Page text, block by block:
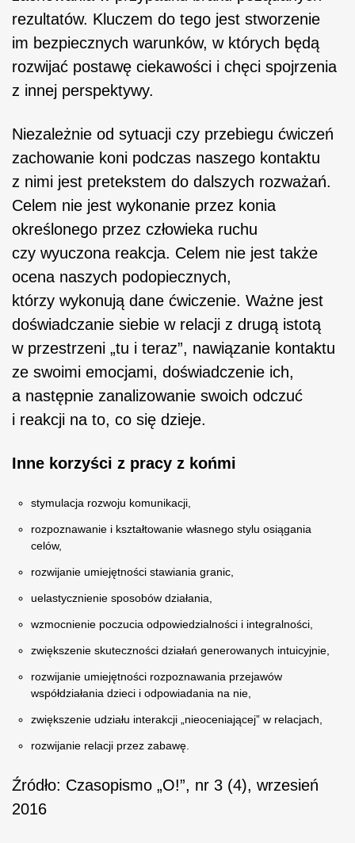
rezultatów. Kluczem do tego jest stworzenie
im bezpiecznych warunków, w których będą
rozwijać postawę ciekawości i chęci spojrzenia
z innej perspektywy.
Niezależnie od sytuacji czy przebiegu ćwiczeń
zachowanie koni podczas naszego kontaktu
z nimi jest pretekstem do dalszych rozważań.
Celem nie jest wykonanie przez konia
określonego przez człowieka ruchu
czy wyuczona reakcja. Celem nie jest także
ocena naszych podopiecznych,
którzy wykonują dane ćwiczenie. Ważne jest
doświadczanie siebie w relacji z drugą istotą
w przestrzeni „tu i teraz”, nawiązanie kontaktu
ze swoimi emocjami, doświadczenie ich,
a następnie zanalizowanie swoich odczuć
i reakcji na to, co się dzieje.
Inne korzyści z pracy z końmi
stymulacja rozwoju komunikacji,
rozpoznawanie i kształtowanie własnego stylu osiągania
celów,
rozwijanie umiejętności stawiania granic,
uelastycznienie sposobów działania,
wzmocnienie poczucia odpowiedzialności i integralności,
zwiększenie skuteczności działań generowanych intuicyjnie,
rozwijanie umiejętności rozpoznawania przejawów
współdziałania dzieci i odpowiadania na nie,
zwiększenie udziału interakcji „nieoceniającej” w relacjach,
rozwijanie relacji przez zabawę.
Źródło: Czasopismo „O!”, nr 3 (4), wrzesień
2016